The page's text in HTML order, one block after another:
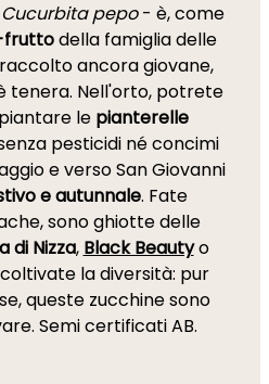
Cucurbita pepo- è, come
fruttodella famiglia delle
ancora giovane,
tenera. Nell'orto, potrete
le pianterelle
pesticidi né concimi
e verso San Giovanni
e autunnale. Fate
sono ghiotte delle
di Nizza, Black Beautyo
la diversità: pur
queste zucchine sono
Semi certificati AB.